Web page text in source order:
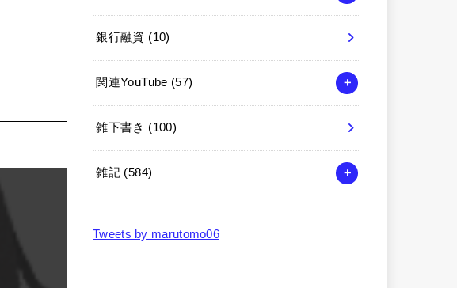
銀行融資 (10)
関連YouTube (57)
雑下書き (100)
雑記 (584)
Tweets by marutomo06